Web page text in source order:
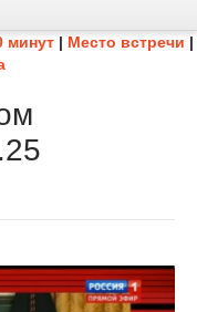
минут | Место встречи |